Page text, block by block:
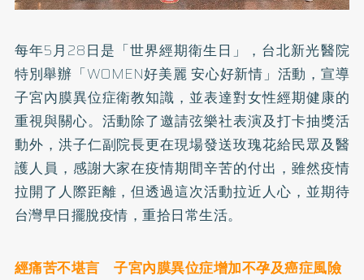
每年5月28日是「世界經期衛生日」，台北新光醫院
特別舉辦「WOMEN好美麗 安心好新情」活動，宣導
子宮內膜異位症衛教知識，並表達對女性經期健康的
重視與關心。活動除了邀請弦樂社表演及打卡抽獎活
動外，洪子仁副院長更在現場發送玫瑰花給民眾及醫
護人員，感謝大家在疫情期間辛苦的付出，雖然疫情
拉開了人際距離，但透過這次活動拉近人心，並期待
台灣早日擺脫疫情，重拾日常生活。
經痛苦不堪言 子宮內膜異位症增加不孕及癌症風險